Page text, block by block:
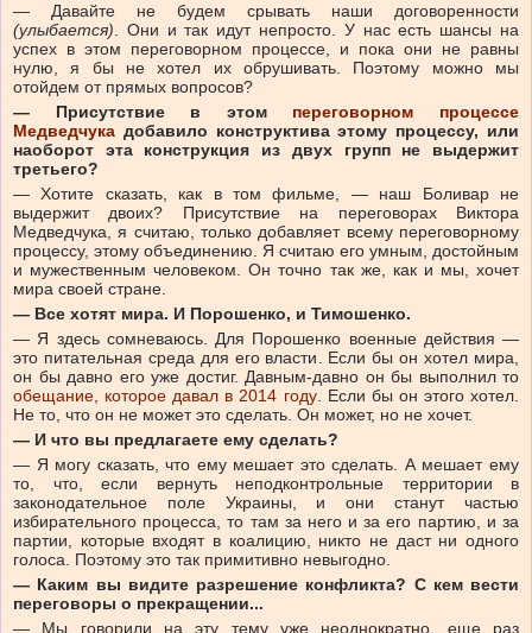
— Давайте не будем срывать наши договоренности
(улыбается). Они и так идут непросто. У нас есть шансы на
успех в этом переговорном процессе, и пока они не равны
нулю, я бы не хотел их обрушивать. Поэтому можно мы
отойдем от прямых вопросов?
— Присутствие в этом переговорном процессе
Медведчука добавило конструктива этому процессу, или
наоборот эта конструкция из двух групп не выдержит
третьего?
— Хотите сказать, как в том фильме, — наш Боливар не
выдержит двоих? Присутствие на переговорах Виктора
Медведчука, я считаю, только добавляет всему переговорному
процессу, этому объединению. Я считаю его умным, достойным
и мужественным человеком. Он точно так же, как и мы, хочет
мира своей стране.
— Все хотят мира. И Порошенко, и Тимошенко.
— Я здесь сомневаюсь. Для Порошенко военные действия —
это питательная среда для его власти. Если бы он хотел мира,
он бы давно его уже достиг. Давным-давно он бы выполнил то
обещание, которое давал в 2014 году. Если бы он этого хотел.
Не то, что он не может это сделать. Он может, но не хочет.
— И что вы предлагаете ему сделать?
— Я могу сказать, что ему мешает это сделать. А мешает ему
то, что, если вернуть неподконтрольные территории в
законодательное поле Украины, и они станут частью
избирательного процесса, то там за него и за его партию, и за
партии, которые входят в коалицию, никто не даст ни одного
голоса. Поэтому это так примитивно невыгодно.
— Каким вы видите разрешение конфликта? С кем вести
переговоры о прекращении...
— Мы говорили на эту тему уже неоднократно, еще раз